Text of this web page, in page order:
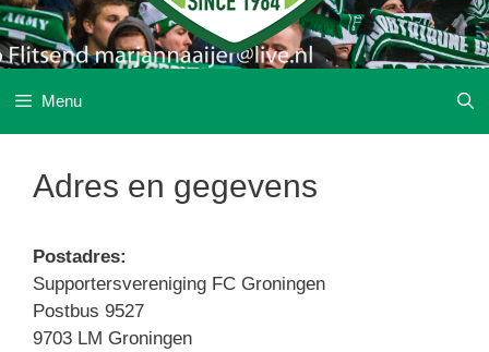
Menu
Adres en gegevens
Postadres:
Supportersvereniging FC Groningen
Postbus 9527
9703 LM Groningen